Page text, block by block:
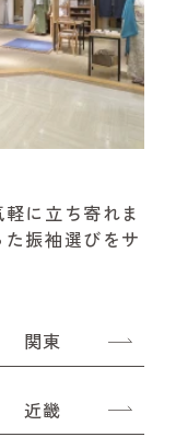
に立ち寄れま
振袖選びをサ
関東
近畿